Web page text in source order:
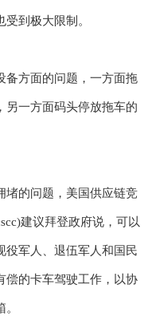
到极大限制。
备方面的问题，一方面拖
另一方面码头停放拖车的
堵的问题，美国供应链竞
建议拜登政府说，可以
役军人、退伍军人和国民
偿的卡车驾驶工作，以协